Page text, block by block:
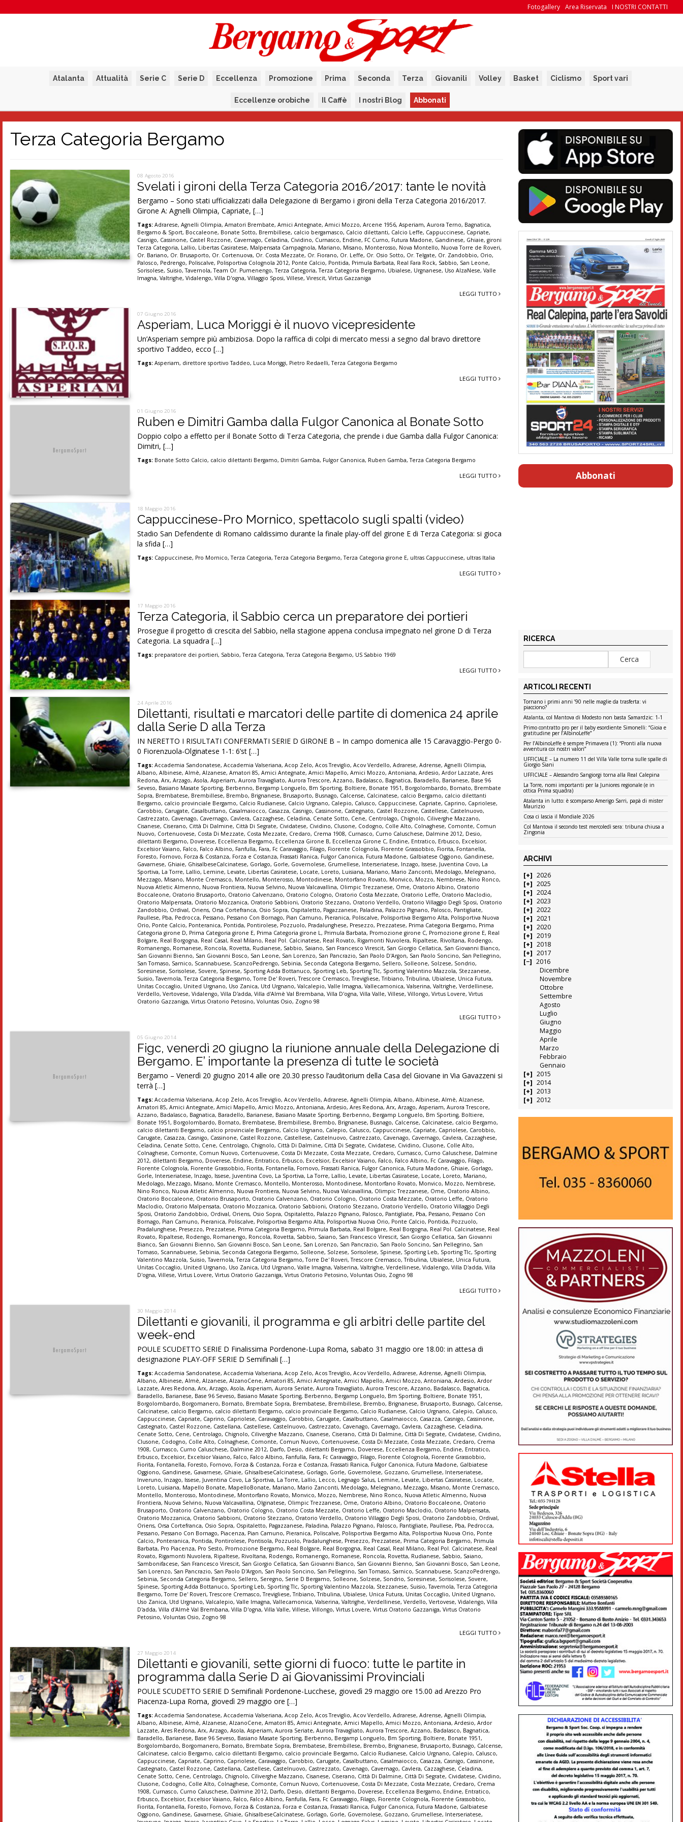
I NOSTRI CONTATTI
Area Riservata
Fotogallery
Atalanta Attualità Serie C Serie D Eccellenza Promozione Prima Seconda Terza Giovanili Volley Basket Ciclismo Sport vari
Eccellenze orobiche Il Caffè I nostri Blog Abbonati
Terza Categoria Bergamo
08 Agosto 2016
Svelati i gironi della Terza Categoria 2016/2017: tante le novità
Bergamo – Sono stati ufficializzati dalla Delegazione di Bergamo i gironi della Terza Categoria 2016/2017.
Girone A: Agnelli Olimpia, Capriate, […]
Tags: Adrarese,Agnelli Olimpia,Amatori Brembate,Amici Antegnate,Amici Mozzo,Arcene 1956,Asperiam,Aurora Terno, Bagnatica,
Bergamo & Sport, Boccaleone, Bonate Sotto, Brembillese, calcio bergamasco, Calcio dilettanti, Calcio Leffe, Cappuccinese, Capriate,
Casnigo, Cassinone, Castel Rozzone, Cavernago, Celadina, Cividino, Curnasco, Endine, FC Curno, Futura Madone, Gandinese, Ghiaie,gironi
Terza Categoria, Lallio, Libertas Casiratese, Malpensata Campagnola, Mariano, Misano, Monterosso, Nova Montello, Nuova Torre de Roveri,
Or. Bariano, Or. Brusaporto, Or. Cortenuova, Or. Costa Mezzate, Or. Fiorano, Or. Leffe, Or. Osio Sotto, Or. Telgate, Or. Zandobbio, Orio,
Palosco, Pedrengo, Poliscalve, Polisportiva Colognola 2012, Ponte Calcio, Pontida, Primula Barbata, Real Fara Rock, Sabbio, San Leone,
Sorisolese, Suisio,Tavernola,Team Or. Pumenengo,Terza Categoria,Terza Categoria Bergamo, Ubialese, Urgnanese, Uso AlzaNese,Valle
Imagna,Valtrighe,Vidalengo,Villa D'ogna,Villaggio Sposi,Villese,Virescit,Virtus Gazzaniga
LEGGI TUTTO
07 Giugno 2016
Asperiam, Luca Moriggi è il nuovo vicepresidente
Un’Asperiam sempre più ambiziosa. Dopo la raffica di colpi di mercato messi a segno dal bravo direttore
sportivo Taddeo, ecco […]
Tags: Asperiam, direttore sportivo Taddeo, Luca Moriggi, Pietro Redaelli,Terza Categoria Bergamo
LEGGI TUTTO
01 Giugno 2016
Ruben e Dimitri Gamba dalla Fulgor Canonica al Bonate Sotto
Doppio colpo a effetto per il Bonate Sotto di Terza Categoria, che prende i due Gamba dalla Fulgor Canonica:
Dimitri, […]
Tags: Bonate Sotto Calcio, calcio dilettanti Bergamo, Dimitri Gamba, Fulgor Canonica, Ruben Gamba,Terza Categoria Bergamo
LEGGI TUTTO
18 Maggio 2016
Cappuccinese-Pro Mornico, spettacolo sugli spalti (video)
Stadio San Defendente di Romano caldissimo durante la finale play-off del girone E di Terza Categoria: si gioca
la sfida […]
Tags: Cappuccinese, Pro Mornico,Terza Categoria,Terza Categoria Bergamo,Terza Categoria girone E, ultras Cappuccinese, ultras Italia
LEGGI TUTTO
17 Maggio 2016
Terza Categoria, il Sabbio cerca un preparatore dei portieri
Prosegue il progetto di crescita del Sabbio, nella stagione appena conclusa impegnato nel girone D di Terza
Categoria. La squadra […]
Tags: preparatore dei portieri, Sabbio,Terza Categoria,Terza Categoria Bergamo, US Sabbio 1969
LEGGI TUTTO
24 Aprile 2016
Dilettanti, risultati e marcatori delle partite di domenica 24 aprile
dalla Serie D alla Terza
IN NERETTO I RISULTATI CONFERMATI SERIE D GIRONE B – In campo domenica alle 15 Caravaggio-Pergo 0-
0 Fiorenzuola-Olginatese 1-1: 6’st […]
Tags: Accademia Sandonatese,Accademia Valseriana,Acop Zelo,Acos Treviglio,Acov Verdello,Adrarese,Adrense,Agnelli Olimpia,
Albano,Albinese,Almè,Alzanese,Amatori 85,Amici Antegnate,Amici Mapello,Amici Mozzo,Antoniana,Ardesio,Ardor Lazzate,Ares
Redona,Arx,Arzago,Asola,Asperiam,Aurora Travagliato,Aurora Trescore,Azzano, Badalasco, Bagnatica, Baradello, Barianese, Base 96
Seveso, Basiano Masate Sporting, Berbenno, Bergamp Longuelo, Bm Sporting, Boltiere, Bonate 1951, Borgolombardo, Bornato, Brembate
Sopra, Brembatese, Brembillese, Brembo, Brignanese, Brusaporto, Busnago, Calcense, Calcinatese, calcio Bergamo, calcio dilettanti
Bergamo, calcio provinciale Bergamo, Calcio Rudianese, Calcio Urgnano, Calepio, Calusco, Cappuccinese, Capriate, Caprino, Capriolese,
Carobbio, Carugate, Casalbuttano, Casalmaiocco, Casazza, Casnigo, Cassinone, Castegnato, Castel Rozzone, Castellese, Castelnuovo,
Castrezzato, Cavenago, Cavernago, Cavlera, Cazzaghese, Celadina, Cenate Sotto, Cene, Centrolago, Chignolo, Ciliverghe Mazzano,
Cisanese, Ciserano, Città Di Dalmine, Città Di Segrate, Cividatese, Cividino, Clusone, Codogno, Colle Alto, Colnaghese, Comonte, Comun
Nuovo, Cortenuovese, Costa Di Mezzate, Costa Mezzate, Credaro, Crema 1908, Curnasco, Curno Caluschese, Dalmine 2012, Desio,
dilettanti Bergamo, Doverese, Eccellenza Bergamo, Eccellenza Girone B, Eccellenza Girone C, Endine, Entratico, Erbusco, Excelsior,
Excelsior Vaiano, Falco, Falco Albino, Fanfulla, Fara, Fc Caravaggio, Filago, Fiorente Colognola, Fiorente Grassobbio, Fiorita, Fontanella,
Foresto, Fornovo, Forza & Costanza, Forza e Costanza, Frassati Ranica, Fulgor Canonica, Futura Madone, Galbiatese Oggiono, Gandinese,
Gavarnese, Ghiaie, GhisalbeseCalcinatese, Gorlago, Gorle, Governolese, Grumellese, Interseriatese, Inzago, Issese, Juventina Covo, La
Sportiva, La Torre, Lallio, Lemine, Levate, Libertas Casiratese, Locate, Loreto, Luisiana, Mariano, Mario Zanconti, Medolago, Melegnano,
Mezzago, Misano, Monte Cremasco, Montello, Monterosso, Montodinese, Montorfano Rovato, Monvico, Mozzo, Nembrese, Nino Ronco,
Nuova Atletic Almenno, Nuova Frontiera, Nuova Selvino, Nuova Valcavallina, Olimpic Trezzanese, Ome, Oratorio Albino, Oratorio
Boccaleone, Oratorio Brusaporto, Oratorio Calvenzano, Oratorio Cologno, Oratorio Costa Mezzate, Oratorio Leffe, Oratorio Maclodio,
Oratorio Malpensata, Oratorio Mozzanica, Oratorio Sabbioni, Oratorio Stezzano, Oratorio Verdello, Oratorio Villaggio Degli Sposi, Oratorio
Zandobbio, Ordival, Oriens, Orsa Cortefranca, Osio Sopra, Ospitaletto, Pagazzanese, Paladina, Palazzo Pignano, Palosco, Pantigliate,
Paullese, Pba, Pedrocca, Pessano, Pessano Con Bornago, Pian Camuno, Pieranica, Poliscalve, Polisportiva Bergamo Alta, Polisportiva Nuova
Orio, Ponte Calcio, Ponteranica, Pontida, Pontirolese, Pozzuolo, Pradalunghese, Presezzo, Prezzatese, Prima Categoria Bergamo, Prima
Categoria girone D, Prima Categoria girone E, Prima Categoria girone L, Primula Barbata, Promozione girone C, Promozione girone E, Real
Bolgare, Real Borgogna, Real Casal, Real Milano, Real Pol. Calcinatese, Real Rovato, Rigamonti Nuvolera, Ripaltese, Rivoltana, Rodengo,
Romanengo, Romanese, Roncola, Rovetta, Rudianese, Sabbio, Saiano, San Francesco Virescit, San Giorgio Cellatica, San Giovanni Bianco,
San Giovanni Bienno, San Giovanni Bosco, San Leone, San Lorenzo, San Pancrazio, San Paolo D'Argon, San Paolo Soncino, San Pellegrino,
San Tomaso, Sarnico, Scannabuese, ScanzoPedrengo, Sebinia, Seconda Categoria Bergamo, Sellero, Solleone, Solzese, Sondrio,
Soresinese, Sorisolese, Sovere, Spinese, Sporting Adda Bottanuco, Sporting Leb, Sporting Tlc, Sporting Valentino Mazzola, Stezzanese,
Suisio,Tavernola,Terza Categoria Bergamo,Torre De' Roveri,Trescore Cremasco,Trevigliese,Tribiano,Tribulina, Ubialese, Unica Futura,
Unitas Coccaglio, United Urgnano, Uso Zanica, Utd Urgnano,Valcalepio,Valle Imagna,Vallecamonica,Valserina,Valtrighe,Verdellinese,
Verdello,Vertovese,Vidalengo,Villa D'adda,Villa d'Almè Val Brembana,Villa D'ogna,Villa Valle,Villese,Villongo,Virtus Lovere,Virtus
Oratorio Gazzaniga,Virtus Oratorio Petosino,Voluntas Osio, Zogno 98
LEGGI TUTTO
05 Giugno 2014
Figc, venerdì 20 giugno la riunione annuale della Delegazione di
Bergamo. E’ importante la presenza di tutte le società
Bergamo – Venerdì 20 giugno 2014 alle ore 20.30 presso l’auditorium della Casa del Giovane in Via Gavazzeni si
terrà […]
Tags: Accademia Valseriana,Acop Zelo,Acos Treviglio,Acov Verdello,Adrarese,Agnelli Olimpia,Albano,Albinese,Almè,Alzanese,
Amatori 85,Amici Antegnate,Amici Mapello,Amici Mozzo,Antoniana,Ardesio,Ares Redona,Arx,Arzago,Asperiam,Aurora Trescore,
Azzano, Badalasco, Bagnatica, Baradello, Barianese, Basiano Masate Sporting, Berbenno, Bergamp Longuelo, Bm Sporting, Boltiere,
Bonate 1951, Borgolombardo, Bornato, Brembatese, Brembillese, Brembo, Brignanese, Busnago, Calcense, Calcinatese, calcio Bergamo,
calcio dilettanti Bergamo, calcio provinciale Bergamo, Calcio Urgnano, Calepio, Calusco, Cappuccinese, Capriate, Capriolese, Carobbio,
Carugate, Casazza, Casnigo, Cassinone, Castel Rozzone, Castellese, Castelnuovo, Castrezzato, Cavenago, Cavernago, Cavlera, Cazzaghese,
Celadina, Cenate Sotto, Cene, Centrolago, Chignolo, Città Di Dalmine, Città Di Segrate, Cividatese, Cividino, Clusone, Colle Alto,
Colnaghese, Comonte, Comun Nuovo, Cortenuovese, Costa Di Mezzate, Costa Mezzate, Credaro, Curnasco, Curno Caluschese, Dalmine
2012, dilettanti Bergamo, Doverese, Endine, Entratico, Erbusco, Excelsior, Excelsior Vaiano, Falco, Falco Albino, Fc Caravaggio, Filago,
Fiorente Colognola, Fiorente Grassobbio, Fiorita, Fontanella, Fornovo, Frassati Ranica, Fulgor Canonica, Futura Madone, Ghiaie, Gorlago,
Gorle, Interseriatese, Inzago, Issese, Juventina Covo, La Sportiva, La Torre, Lallio, Levate, Libertas Casiratese, Locate, Loreto, Mariano,
Medolago, Mezzago, Misano, Monte Cremasco, Montello, Monterosso, Montodinese, Montorfano Rovato, Monvico, Mozzo, Nembrese,
Nino Ronco, Nuova Atletic Almenno, Nuova Frontiera, Nuova Selvino, Nuova Valcavallina, Olimpic Trezzanese, Ome, Oratorio Albino,
Oratorio Boccaleone, Oratorio Brusaporto, Oratorio Calvenzano, Oratorio Cologno, Oratorio Costa Mezzate, Oratorio Leffe, Oratorio
Maclodio, Oratorio Malpensata, Oratorio Mozzanica, Oratorio Sabbioni, Oratorio Stezzano, Oratorio Verdello, Oratorio Villaggio Degli
Sposi, Oratorio Zandobbio, Ordival, Oriens, Osio Sopra, Ospitaletto, Palazzo Pignano, Palosco, Pantigliate, Pba, Pessano, Pessano Con
Bornago, Pian Camuno, Pieranica, Poliscalve, Polisportiva Bergamo Alta, Polisportiva Nuova Orio, Ponte Calcio, Pontida, Pozzuolo,
Pradalunghese, Presezzo, Prezzatese, Prima Categoria Bergamo, Primula Barbata, Real Bolgare, Real Borgogna, Real Pol. Calcinatese, Real
Rovato, Ripaltese, Rodengo, Romanengo, Roncola, Rovetta, Sabbio, Saiano, San Francesco Virescit, San Giorgio Cellatica, San Giovanni
Bianco, San Giovanni Bienno, San Giovanni Bosco, San Leone, San Lorenzo, San Pancrazio, San Paolo Soncino, San Pellegrino, San
Tomaso, Scannabuese, Sebinia, Seconda Categoria Bergamo, Solleone, Solzese, Sorisolese, Spinese, Sporting Leb, Sporting Tlc, Sporting
Valentino Mazzola, Suisio,Tavernola,Terza Categoria Bergamo,Torre De' Roveri,Trescore Cremasco,Tribulina, Ubialese, Unica Futura,
Unitas Coccaglio, United Urgnano, Uso Zanica, Utd Urgnano,Valle Imagna,Valserina,Valtrighe,Verdellinese,Vidalengo,Villa D'adda,Villa
D'ogna,Villese,Virtus Lovere,Virtus Oratorio Gazzaniga,Virtus Oratorio Petosino,Voluntas Osio, Zogno 98
LEGGI TUTTO
30 Maggio 2014
Dilettanti e giovanili, il programma e gli arbitri delle partite del
week-end
POULE SCUDETTO SERIE D Finalissima Pordenone-Lupa Roma, sabato 31 maggio ore 18.00: in attesa di
designazione PLAY-OFF SERIE D Semifinali […]
Tags: Accademia Sandonatese,Accademia Valseriana,Acop Zelo,Acos Treviglio,Acov Verdello,Adrarese,Adrense,Agnelli Olimpia,
Albano,Albinese,Almè,Alzanese,AlzanoCene,Amatori 85,Amici Antegnate,Amici Mapello,Amici Mozzo,Antoniana,Ardesio,Ardor
Lazzate,Ares Redona,Arx,Arzago,Asola,Asperiam,Aurora Seriate,Aurora Travagliato,Aurora Trescore,Azzano, Badalasco, Bagnatica,
Baradello, Barianese, Base 96 Seveso, Basiano Masate Sporting, Berbenno, Bergamp Longuelo, Bm Sporting, Boltiere, Bonate 1951,
Borgolombardo, Borgomanero, Bornato, Brembate Sopra, Brembatese, Brembillese, Brembo, Brignanese, Brusaporto, Busnago, Calcense,
Calcinatese, calcio Bergamo, calcio dilettanti Bergamo, calcio provinciale Bergamo, Calcio Rudianese, Calcio Urgnano, Calepio, Calusco,
Cappuccinese, Capriate, Caprino, Capriolese, Caravaggio, Carobbio, Carugate, Casalbuttano, Casalmaiocco, Casazza, Casnigo, Cassinone,
Castegnato, Castel Rozzone, Castellana, Castellese, Castelnuovo, Castrezzato, Cavenago, Cavernago, Cavlera, Cazzaghese, Celadina,
Cenate Sotto, Cene, Centrolago, Chignolo, Ciliverghe Mazzano, Cisanese, Ciserano, Città Di Dalmine, Città Di Segrate, Cividatese, Cividino,
Clusone, Codogno, Colle Alto, Colnaghese, Comonte, Comun Nuovo, Cortenuovese, Costa Di Mezzate, Costa Mezzate, Credaro, Crema
1908, Curnasco, Curno Caluschese, Dalmine 2012, Darfo, Desio, dilettanti Bergamo, Doverese, Eccellenza Bergamo, Endine, Entratico,
Erbusco, Excelsior, Excelsior Vaiano, Falco, Falco Albino, Fanfulla, Fara, Fc Caravaggio, Filago, Fiorente Colognola, Fiorente Grassobbio,
Fiorita, Fontanella, Foresto, Fornovo, Forza & Costanza, Forza e Costanza, Frassati Ranica, Fulgor Canonica, Futura Madone, Galbiatese
Oggiono, Gandinese, Gavarnese, Ghiaie, GhisalbeseCalcinatese, Gorlago, Gorle, Governolese, Gozzano, Grumellese, Interseriatese,
Inveruno, Inzago, Issese, Juventina Covo, La Sportiva, La Torre, Lallio, Lecco, Legnago Salus, Lemine, Levate, Libertas Casiratese, Locate,
Loreto, Luisiana, Mapello Bonate, MapelloBonate, Mariano, Mario Zanconti, Medolago, Melegnano, Mezzago, Misano, Monte Cremasco,
Montello, Monterosso, Montodinese, Montorfano Rovato, Monvico, Mozzo, Nembrese, Nino Ronco, Nuova Atletic Almenno, Nuova
Frontiera, Nuova Selvino, Nuova Valcavallina, Olginatese, Olimpic Trezzanese, Ome, Oratorio Albino, Oratorio Boccaleone, Oratorio
Brusaporto, Oratorio Calvenzano, Oratorio Cologno, Oratorio Costa Mezzate, Oratorio Leffe, Oratorio Maclodio, Oratorio Malpensata,
Oratorio Mozzanica, Oratorio Sabbioni, Oratorio Stezzano, Oratorio Verdello, Oratorio Villaggio Degli Sposi, Oratorio Zandobbio, Ordival,
Oriens, Orsa Cortefranca, Osio Sopra, Ospitaletto, Pagazzanese, Paladina, Palazzo Pignano, Palosco, Pantigliate, Paullese, Pba, Pedrocca,
Pessano, Pessano Con Bornago, Piacenza, Pian Camuno, Pieranica, Poliscalve, Polisportiva Bergamo Alta, Polisportiva Nuova Orio, Ponte
Calcio, Ponteranica, Pontida, Pontirolese, Pontisola, Pozzuolo, Pradalunghese, Presezzo, Prezzatese, Prima Categoria Bergamo, Primula
Barbata, Pro Piacenza, Pro Sesto, Promozione Bergamo, Real Bolgare, Real Borgogna, Real Casal, Real Milano, Real Pol. Calcinatese, Real
Rovato, Rigamonti Nuvolera, Ripaltese, Rivoltana, Rodengo, Romanengo, Romanese, Roncola, Rovetta, Rudianese, Sabbio, Saiano,
Sambonifacese, San Francesco Virescit, San Giorgio Cellatica, San Giovanni Bianco, San Giovanni Bienno, San Giovanni Bosco, San Leone,
San Lorenzo, San Pancrazio, San Paolo D'Argon, San Paolo Soncino, San Pellegrino, San Tomaso, Sarnico, Scannabuese, ScanzoPedrengo,
Sebinia, Seconda Categoria Bergamo, Sellero, Seregno, Serie D Bergamo, Solleone, Solzese, Sondrio, Soresinese, Sorisolese, Sovere,
Spinese, Sporting Adda Bottanuco, Sporting Leb, Sporting Tlc, Sporting Valentino Mazzola, Stezzanese, Suisio,Tavernola,Terza Categoria
Bergamo,Torre De' Roveri,Trescore Cremasco,Trevigliese,Tribiano,Tribulina, Ubialese, Unica Futura, Unitas Coccaglio, United Urgnano,
Uso Zanica, Utd Urgnano,Valcalepio,Valle Imagna,Vallecamonica,Valserina,Valtrighe,Verdellinese,Verdello,Vertovese,Vidalengo,Villa
D'adda,Villa d'Almè Val Brembana,Villa D'ogna,Villa Valle,Villese,Villongo,Virtus Lovere,Virtus Oratorio Gazzaniga,Virtus Oratorio
Petosino,Voluntas Osio, Zogno 98
LEGGI TUTTO
27 Maggio 2014
Dilettanti e giovanili, sette giorni di fuoco: tutte le partite in
programma dalla Serie D ai Giovanissimi Provinciali
POULE SCUDETTO SERIE D Semifinali Pordenone-Lucchese, giovedì 29 maggio ore 15.00 ad Arezzo Pro
Piacenza-Lupa Roma, giovedì 29 maggio ore […]
Tags: Accademia Sandonatese,Accademia Valseriana,Acop Zelo,Acos Treviglio,Acov Verdello,Adrarese,Adrense,Agnelli Olimpia,
Albano,Albinese,Almè,Alzanese,AlzanoCene,Amatori 85,Amici Antegnate,Amici Mapello,Amici Mozzo,Antoniana,Ardesio,Ardor
Lazzate,Ares Redona,Arx,Arzago,Asola,Asperiam,Aurora Seriate,Aurora Travagliato,Aurora Trescore,Azzano, Badalasco, Bagnatica,
Baradello, Barianese, Base 96 Seveso, Basiano Masate Sporting, Berbenno, Bergamp Longuelo, Bm Sporting, Boltiere, Bonate 1951,
Borgolombardo, Borgomanero, Bornato, Brembate Sopra, Brembatese, Brembillese, Brembo, Brignanese, Brusaporto, Busnago, Calcense,
Calcinatese, calcio Bergamo, calcio dilettanti Bergamo, calcio provinciale Bergamo, Calcio Rudianese, Calcio Urgnano, Calepio, Calusco,
Cappuccinese, Capriate, Caprino, Capriolese, Caravaggio, Carobbio, Carugate, Casalbuttano, Casalmaiocco, Casazza, Casnigo, Cassinone,
Castegnato, Castel Rozzone, Castellana, Castellese, Castelnuovo, Castrezzato, Cavenago, Cavernago, Cavlera, Cazzaghese, Celadina,
Cenate Sotto, Cene, Centrolago, Chignolo, Ciliverghe Mazzano, Cisanese, Ciserano, Città Di Dalmine, Città Di Segrate, Cividatese, Cividino,
Clusone, Codogno, Colle Alto, Colnaghese, Comonte, Comun Nuovo, Cortenuovese, Costa Di Mezzate, Costa Mezzate, Credaro, Crema
1908, Curnasco, Curno Caluschese, Dalmine 2012, Darfo, Desio, dilettanti Bergamo, Doverese, Eccellenza Bergamo, Endine, Entratico,
Erbusco, Excelsior, Excelsior Vaiano, Falco, Falco Albino, Fanfulla, Fara, Fc Caravaggio, Filago, Fiorente Colognola, Fiorente Grassobbio,
Fiorita, Fontanella, Foresto, Fornovo, Forza & Costanza, Forza e Costanza, Frassati Ranica, Fulgor Canonica, Futura Madone, Galbiatese
Oggiono, Gandinese, Gavarnese, Ghiaie, GhisalbeseCalcinatese, Gorlago, Gorle, Governolese, Gozzano, Grumellese, Interseriatese,
Abbonati
RICERCA
ARTICOLI RECENTI
Tornano i primi anni ’90 nelle maglie da trasferta: vi
piacciono?
Atalanta, col Mantova di Modesto non basta Samardzic: 1-1
Primo contratto pro per il baby esordiente Simonelli: “Gioia e
gratitudine per l’AlbinoLeffe”
Per l’AlbinoLeffe è sempre Primavera (1): “Pronti alla nuova
avventura coi nostri valori”
UFFICIALE – La numero 11 del Villa Valle torna sulle spalle di
Giorgio Siani
UFFICIALE – Alessandro Sangiorgi torna alla Real Calepina
La Torre, nomi importanti per la Juniores regionale (e in
ottica Prima squadra)
Atalanta in lutto: è scomparso Amerigo Sarri, papà di mister
Maurizio
Cosa ci lascia il Mondiale 2026
Col Mantova il secondo test mercoledì sera: tribuna chiusa a
Zingonia
ARCHIVI
2026
2025
2024
2023
2022
2021
2020
2019
2018
2017
2016
Dicembre
Novembre
Ottobre
Settembre
Agosto
Luglio
Giugno
Maggio
Aprile
Marzo
Febbraio
Gennaio
2015
2014
2013
2012